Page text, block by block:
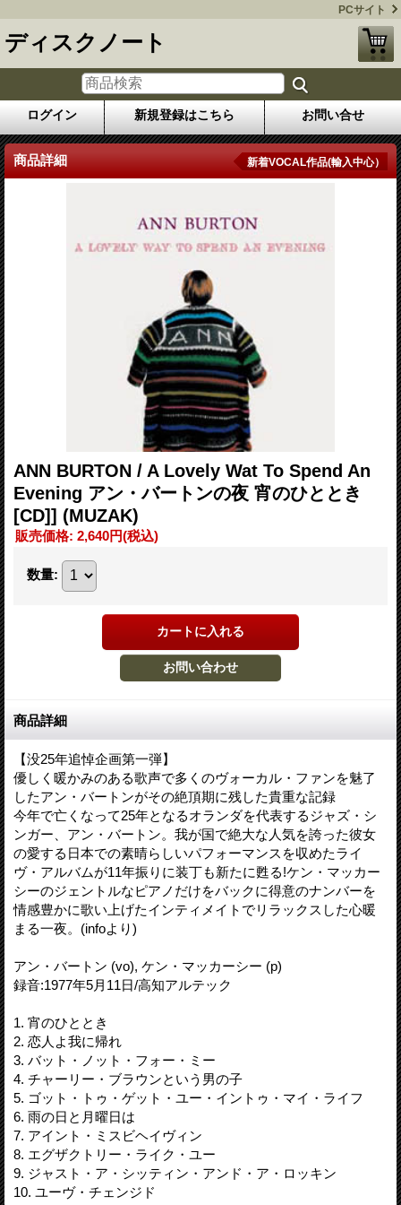
PCサイト
ディスクノート
ログイン 新規登録はこちら お問い合せ
商品詳細 新着VOCAL作品(輸入中心）
ANN BURTON / A Lovely Wat To Spend An
Evening アン・バートンの夜 宵のひととき
[CD]] (MUZAK)
販売価格: 2,640円(税込)
数量:
商品詳細
【没25年追悼企画第一弾】
優しく暖かみのある歌声で多くのヴォーカル・ファンを魅了
したアン・バートンがその絶頂期に残した貴重な記録
今年で亡くなって25年となるオランダを代表するジャズ・シ
ンガー、アン・バートン。我が国で絶大な人気を誇った彼女
の愛する日本での素晴らしいパフォーマンスを収めたライ
ヴ・アルバムが11年振りに装丁も新たに甦る!ケン・マッカー
シーのジェントルなピアノだけをバックに得意のナンバーを
情感豊かに歌い上げたインティメイトでリラックスした心暖
まる一夜。(infoより)
アン・バートン (vo), ケン・マッカーシー (p)
録音:1977年5月11日/高知アルテック
1. 宵のひととき
2. 恋人よ我に帰れ
3. バット・ノット・フォー・ミー
4. チャーリー・ブラウンという男の子
5. ゴット・トゥ・ゲット・ユー・イントゥ・マイ・ライフ
6. 雨の日と月曜日は
7. アイント・ミスビヘイヴィン
8. エグザクトリー・ライク・ユー
9. ジャスト・ア・シッティン・アンド・ア・ロッキン
10. ユーヴ・チェンジド